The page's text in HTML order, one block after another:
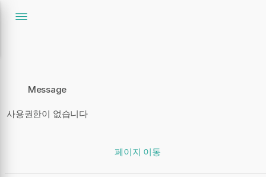
Message
사용권한이 없습니다
페이지 이동